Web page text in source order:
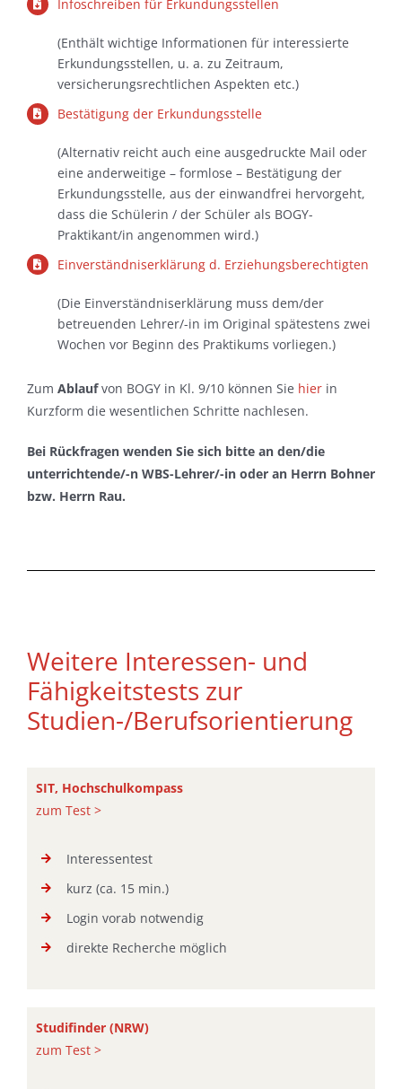
Infoschreiben für Erkundungsstellen
(Enthält wichtige Informationen für interessierte
Erkundungsstellen, u. a. zu Zeitraum,
versicherungsrechtlichen Aspekten etc.)
Bestätigung der Erkundungsstelle
(Alternativ reicht auch eine ausgedruckte Mail oder
eine anderweitige – formlose – Bestätigung der
Erkundungsstelle, aus der einwandfrei hervorgeht,
dass die Schülerin / der Schüler als BOGY-
Praktikant/in angenommen wird.)
Einverständniserklärung d. Erziehungsberechtigten
(Die Einverständniserklärung muss dem/der
betreuenden Lehrer/-in im Original spätestens zwei
Wochen vor Beginn des Praktikums vorliegen.)
Zum Ablaufvon BOGY in Kl. 9/10 können Sie hierin
Kurzform die wesentlichen Schritte nachlesen.
Bei Rückfragen wenden Sie sich bitte an den/die
unterrichtende/-n WBS-Lehrer/-in oder an Herrn Bohner
bzw. Herrn Rau.
Weitere Interessen- und
Fähigkeitstests zur
Studien-/Berufsorientierung
SIT, Hochschulkompass
zum Test >
Interessentest
kurz (ca. 15 min.)
Login vorab notwendig
direkte Recherche möglich
Studifinder (NRW)
zum Test >